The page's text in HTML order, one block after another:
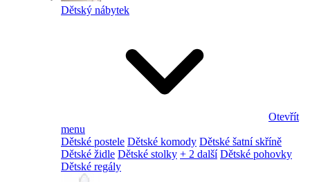
Dětský nábytek
Otevřít
menu
Dětské postele Dětské komody Dětské šatní skříně
Dětské židle Dětské stolky + 2 další Dětské pohovky
Dětské regály